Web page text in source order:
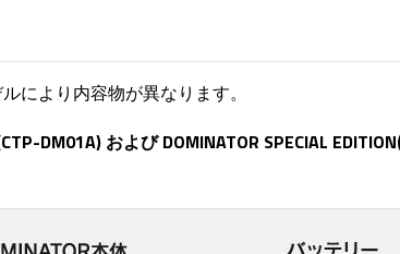
により内容物が異なります。
DM01A) および DOMINATOR SPECIAL